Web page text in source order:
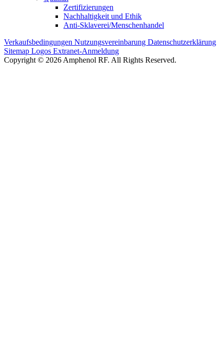
Zertifizierungen
Nachhaltigkeit und Ethik
Anti-Sklaverei/Menschenhandel
Verkaufsbedingungen Nutzungsvereinbarung Datenschutzerklärung
Sitemap Logos Extranet-Anmeldung
Copyright © 2026 Amphenol RF. All Rights Reserved.